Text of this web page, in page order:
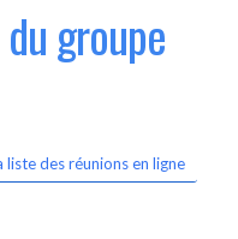
groupe
liste des réunions en ligne